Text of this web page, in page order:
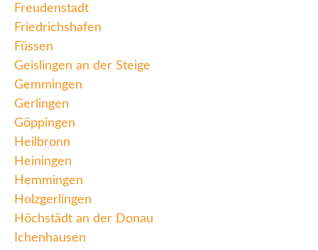
Freudenstadt
Friedrichshafen
Füssen
Geislingen an der Steige
Gemmingen
Gerlingen
Göppingen
Heilbronn
Heiningen
Hemmingen
Holzgerlingen
Höchstädt an der Donau
Ichenhausen